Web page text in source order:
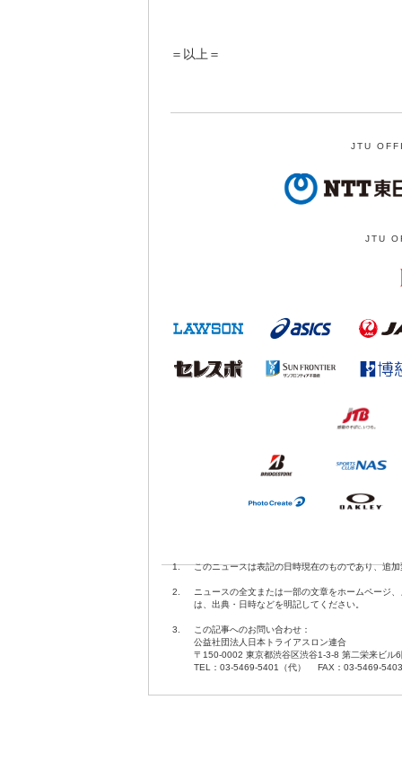
＝以上＝
JTU
JTU
1. このニュースは表記の日時現在のものであり、追
2.
ニュースの全文または一部の文章をホームページ
は、出典・日時などを明記してください。
3.
この記事へのお問い合わせ：
公益社団法人日本トライアスロン連合
〒150-0002 東京都渋谷区渋谷1-3-8 第二栄来ビル
TEL：03-5469-5401（代） FAX：03-5469-